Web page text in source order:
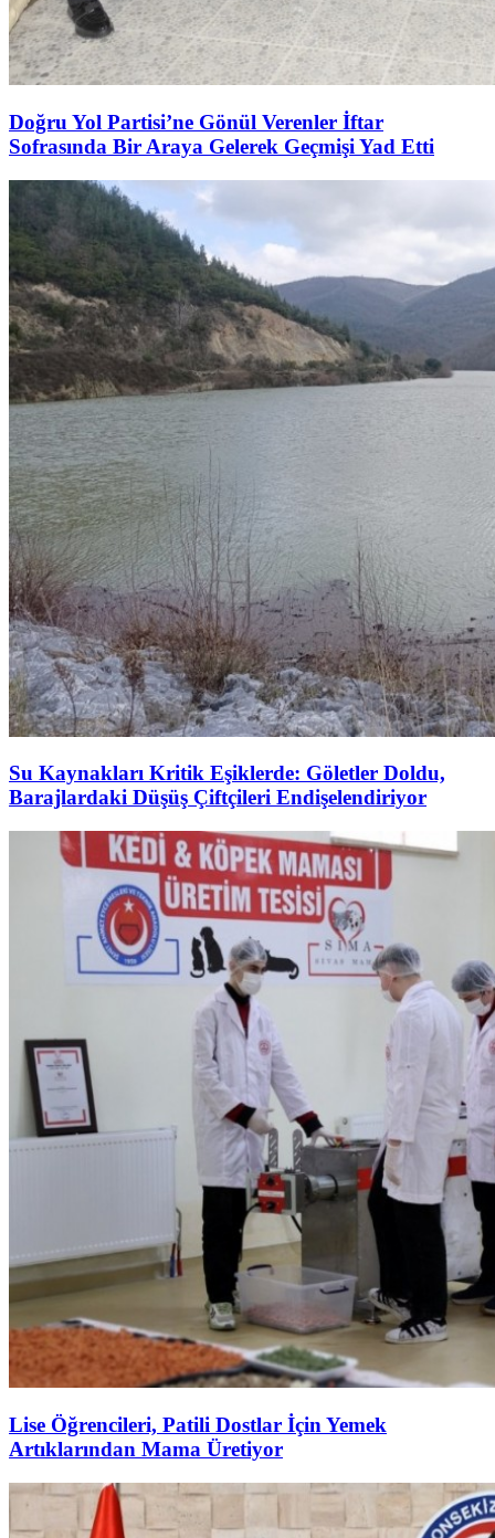
Doğru Yol Partisi’ne Gönül Verenler İftar
Sofrasında Bir Araya Gelerek Geçmişi Yad Etti
Su Kaynakları Kritik Eşiklerde: Göletler Doldu,
Barajlardaki Düşüş Çiftçileri Endişelendiriyor
Lise Öğrencileri, Patili Dostlar İçin Yemek
Artıklarından Mama Üretiyor